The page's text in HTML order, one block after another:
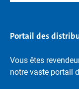
Portail des
Vous êtes
notre vaste portail